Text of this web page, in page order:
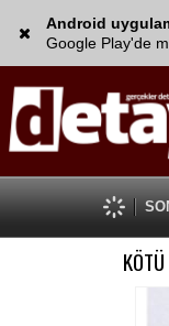
Android
Google Play'de